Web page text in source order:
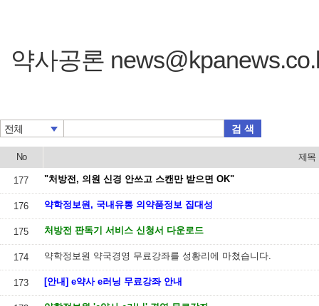
약사공론
전체 검 색
No 제목
177 "처방전, 의원 신경 안쓰고 스캔만 받으면 OK"
176 약학정보원, 국내유통 의약품정보 집대성
175 처방전 판독기 서비스 신청서 다운로드
174 약학정보원 약국경영 무료강좌를 성황리에 마쳤습니다.
173 [안내] e약사 e러닝 무료강좌 안내